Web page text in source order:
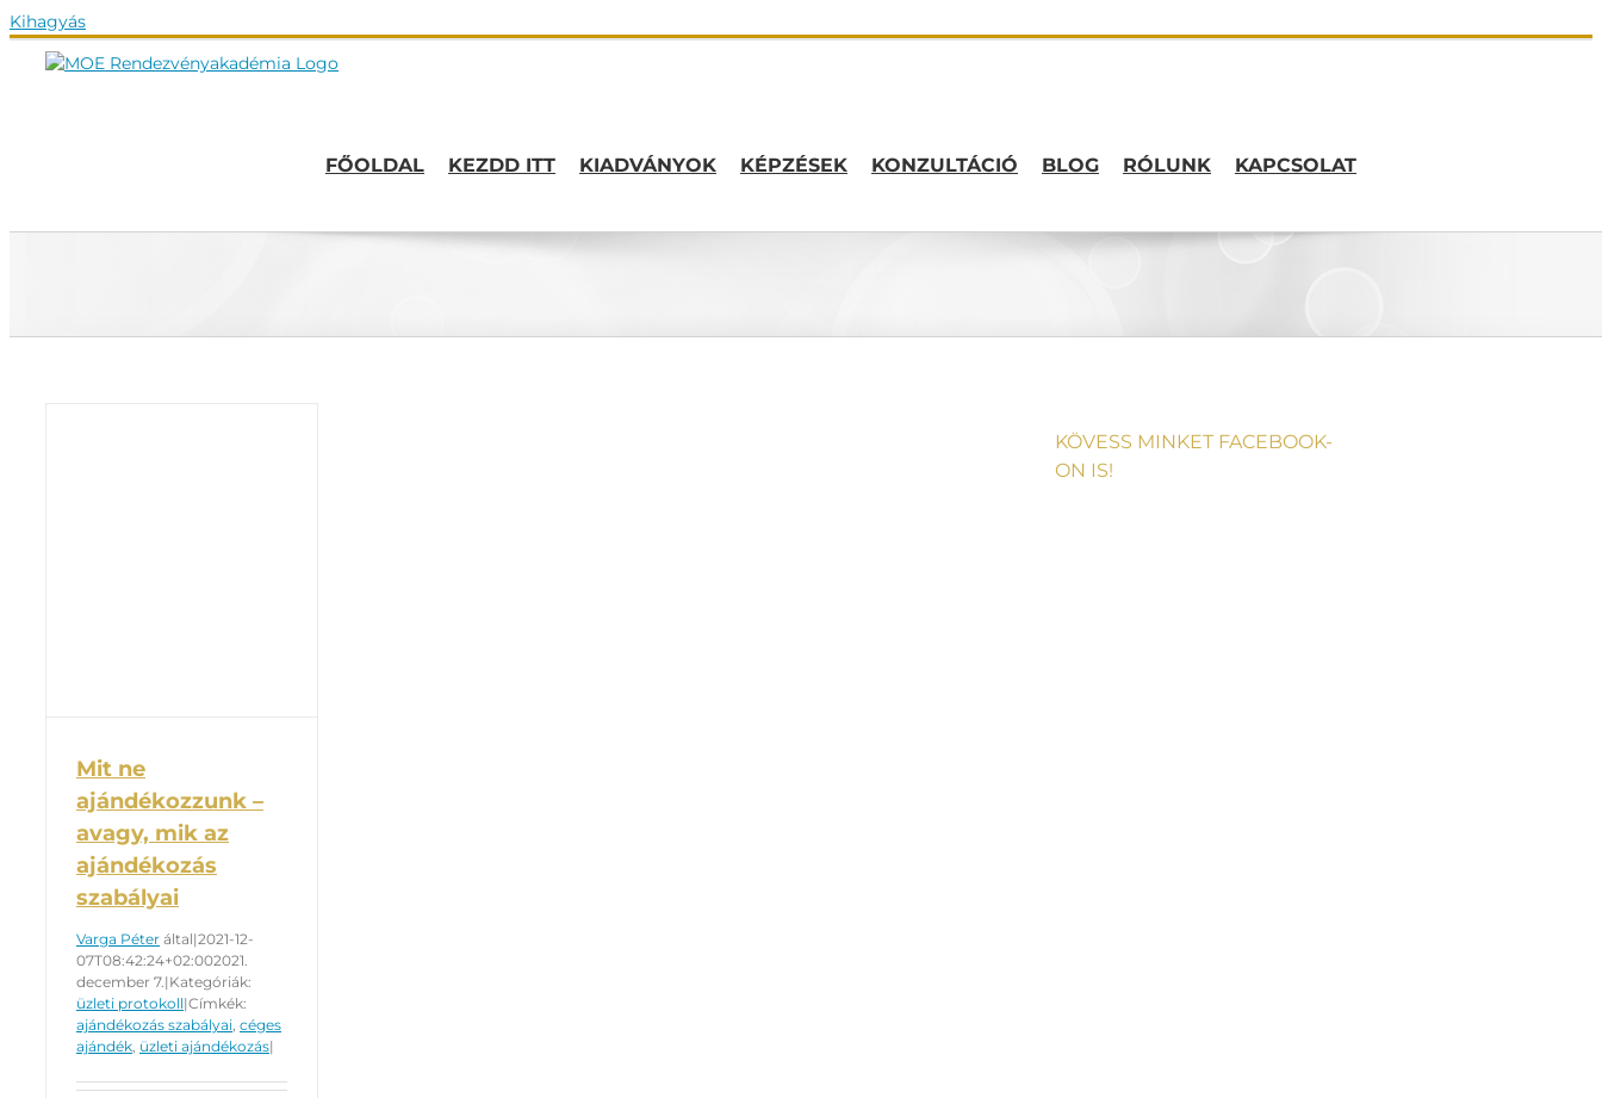
Kihagyás
FŐOLDAL KEZDD ITT KIADVÁNYOK KÉPZÉSEK KONZULTÁCIÓ BLOG RÓLUNK KAPCSOLAT
Mit ne
ajándékozzunk –
avagy, mik az
ajándékozás
szabályai
Varga Péter által|2021-12-
07T08:42:24+02:002021.
december 7.| Kategóriák:
üzleti protokoll|Címkék:
ajándékozás szabályai, céges
ajándék, üzleti ajándékozás|
KÖVESS MINKET FACEBOOK-
ON IS!